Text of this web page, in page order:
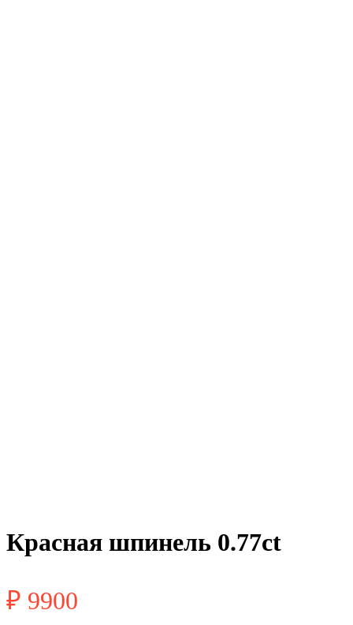
Красная шпинель 0.77ct
₽ 9900